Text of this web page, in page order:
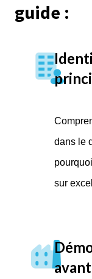
guide :
dans le
sur